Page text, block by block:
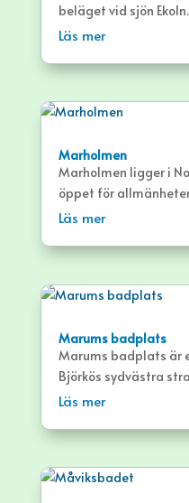
beläget vid sjön
sandstrand, brygga
Läs mer
Marholmen
Marholmen ligger i
öppet för
badplatser på
bada. Holmen är
Läs mer
Marums badplats
Marums badplats är
Björkös sydvästra
Badplatsen bjuder
Läs mer